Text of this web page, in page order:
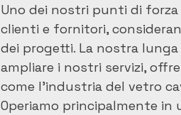
Uno dei nostri punti di
clienti e fornitori,
dei progetti. La nostra
ampliare i nostri servizi,
come l'industria del vetro
Operiamo principalmente in